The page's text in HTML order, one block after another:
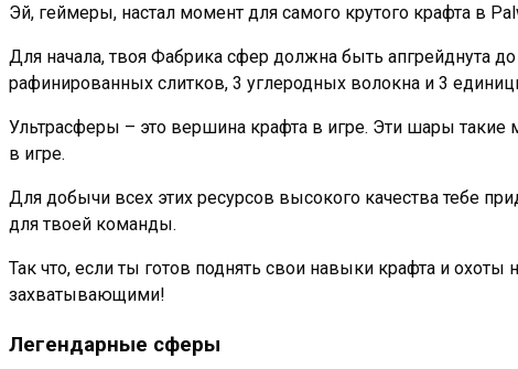
Эй, геймеры, настал момент для самого крутого крафта в
Для начала, твоя Фабрика сфер должна быть апгрейднута
рафинированных слитков, 3 углеродных волокна и 3
Ультрасферы – это вершина крафта в игре. Эти шары
в игре.
Для добычи всех этих ресурсов высокого качества тебе
для твоей команды.
Так что, если ты готов поднять свои навыки крафта и
захватывающими!
Легендарные сферы